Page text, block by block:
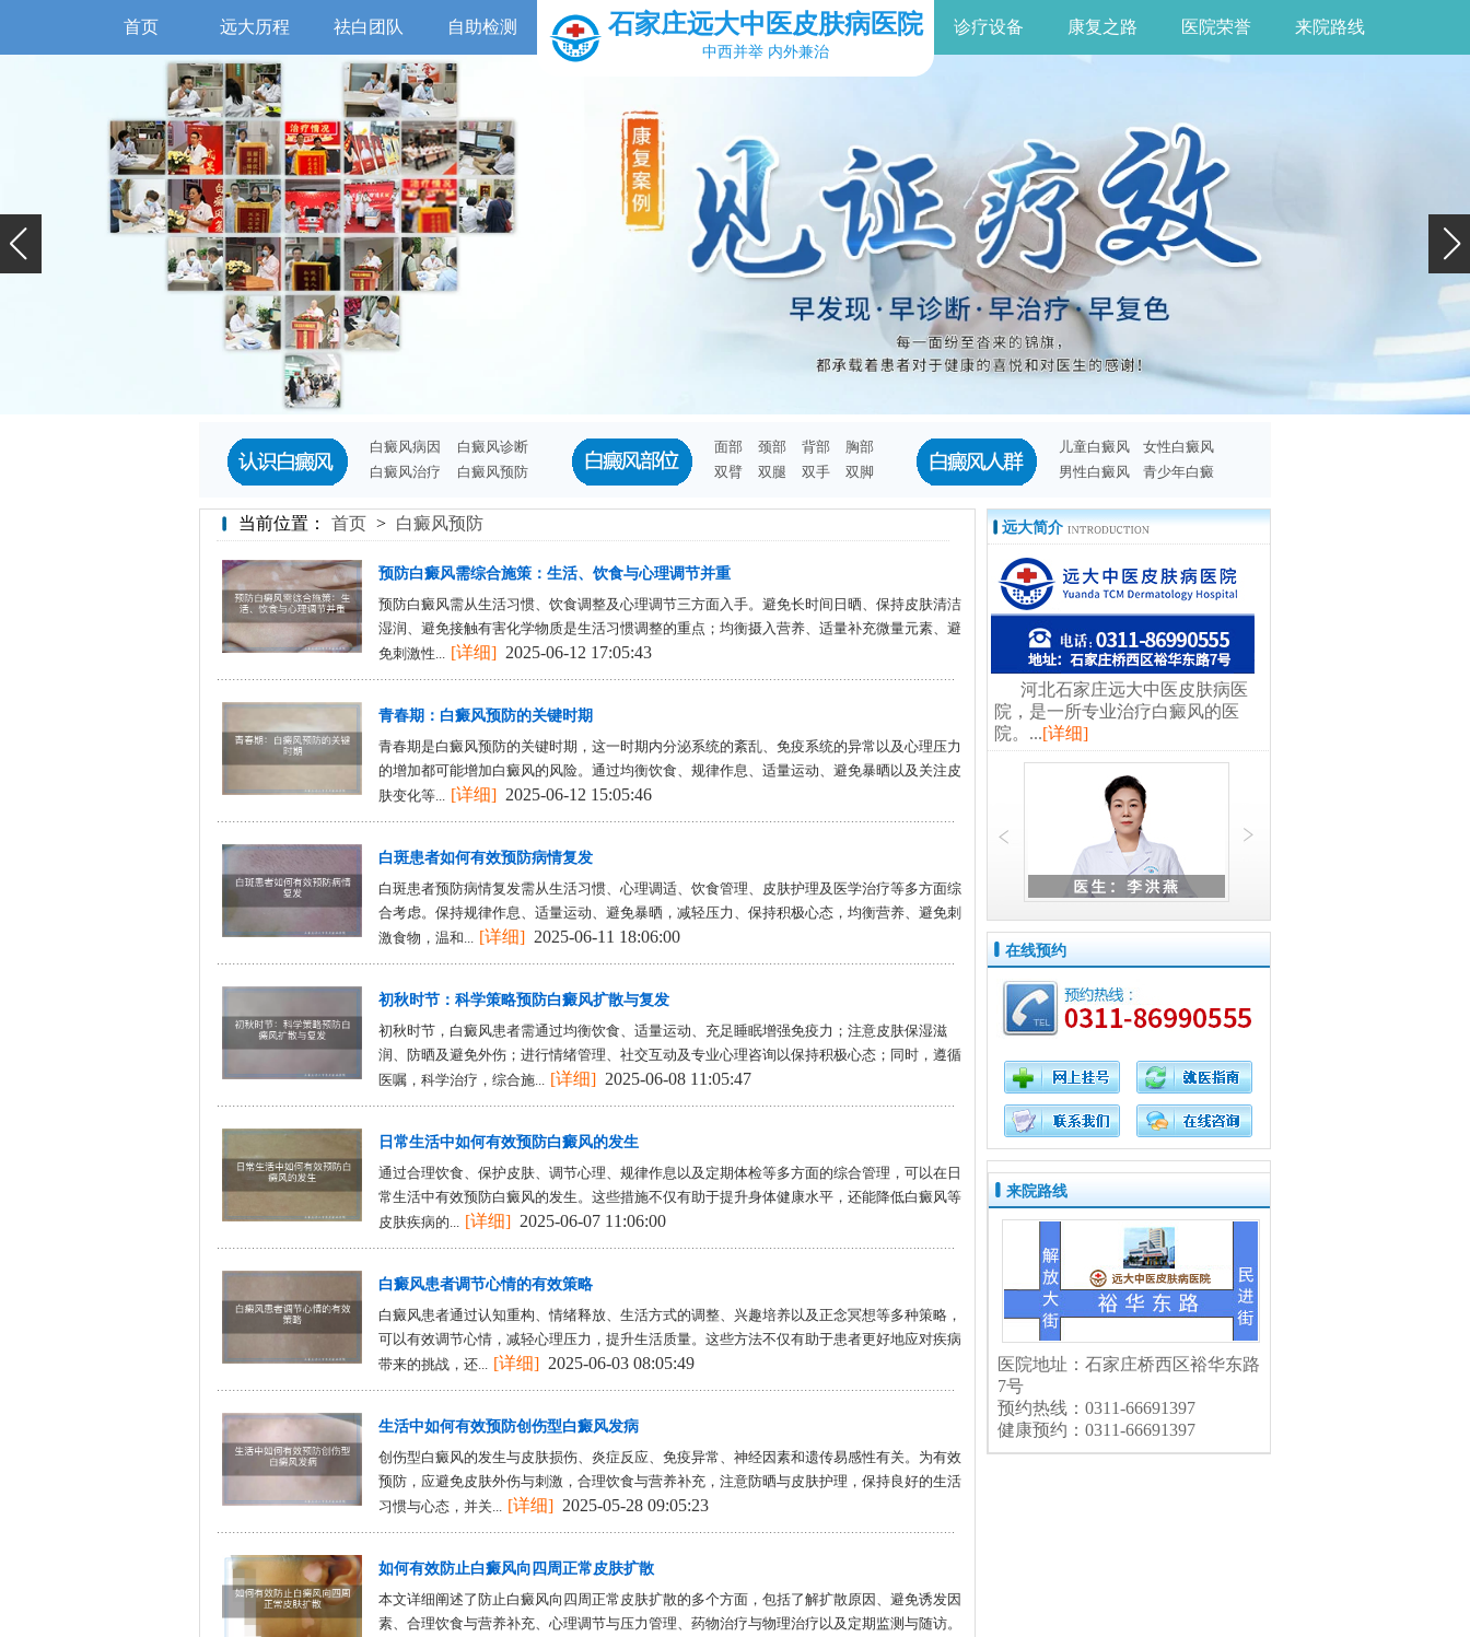
首页 远大历程 祛白团队 自助检测 石家庄远大中医皮肤病医院
中西并举 内外兼治
诊疗设备 康复之路 医院荣誉 来院路线
白癜风病因
白癜风诊断
白癜风治疗
白癜风预防
面部 颈部 背部
胸部
双臂
双腿 双手 双脚
儿童白癜风
女性白癜风
男性白癜风
青少年白癜
当前位置： 首页 > 白癜风预防
预防白癜风需综合施策：生活、饮食与心理调节并重
预防白癜风需从生活习惯、饮食调整及心理调节三方面入手。避免长时间日晒、保持皮肤清洁
湿润、避免接触有害化学物质是生活习惯调整的重点；均衡摄入营养、适量补充微量元素、避
免刺激性... [详细] 2025-06-12 17:05:43
青春期：白癜风预防的关键时期
青春期是白癜风预防的关键时期，这一时期内分泌系统的紊乱、免疫系统的异常以及心理压力
的增加都可能增加白癜风的风险。通过均衡饮食、规律作息、适量运动、避免暴晒以及关注皮
肤变化等... [详细] 2025-06-12 15:05:46
白斑患者如何有效预防病情复发
白斑患者预防病情复发需从生活习惯、心理调适、饮食管理、皮肤护理及医学治疗等多方面综
合考虑。保持规律作息、适量运动、避免暴晒，减轻压力、保持积极心态，均衡营养、避免刺
激食物，温和... [详细] 2025-06-11 18:06:00
初秋时节：科学策略预防白癜风扩散与复发
初秋时节，白癜风患者需通过均衡饮食、适量运动、充足睡眠增强免疫力；注意皮肤保湿滋
润、防晒及避免外伤；进行情绪管理、社交互动及专业心理咨询以保持积极心态；同时，遵循
医嘱，科学治疗，综合施... [详细] 2025-06-08 11:05:47
日常生活中如何有效预防白癜风的发生
通过合理饮食、保护皮肤、调节心理、规律作息以及定期体检等多方面的综合管理，可以在日
常生活中有效预防白癜风的发生。这些措施不仅有助于提升身体健康水平，还能降低白癜风等
皮肤疾病的... [详细] 2025-06-07 11:06:00
白癜风患者调节心情的有效策略
白癜风患者通过认知重构、情绪释放、生活方式的调整、兴趣培养以及正念冥想等多种策略，
可以有效调节心情，减轻心理压力，提升生活质量。这些方法不仅有助于患者更好地应对疾病
带来的挑战，还... [详细] 2025-06-03 08:05:49
生活中如何有效预防创伤型白癜风发病
创伤型白癜风的发生与皮肤损伤、炎症反应、免疫异常、神经因素和遗传易感性有关。为有效
预防，应避免皮肤外伤与刺激，合理饮食与营养补充，注意防晒与皮肤护理，保持良好的生活
习惯与心态，并关... [详细] 2025-05-28 09:05:23
如何有效防止白癜风向四周正常皮肤扩散
本文详细阐述了防止白癜风向四周正常皮肤扩散的多个方面，包括了解扩散原因、避免诱发因
素、合理饮食与营养补充、心理调节与压力管理、药物治疗与物理治疗以及定期监测与随访。
远大简介
河北石家庄远大中医皮肤病医
院，是一所专业治疗白癜风的医
院。...[详细]
在线预约
来院路线
医院地址：石家庄桥西区裕华东路
7号
预约热线：0311-66691397
健康预约：0311-66691397